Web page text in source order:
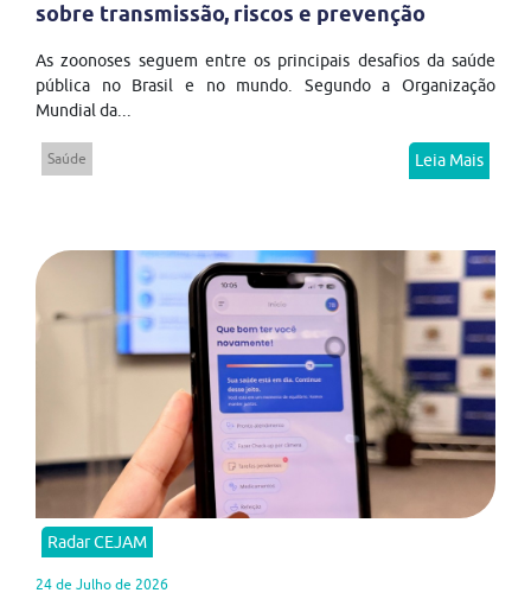
sobre transmissão, riscos e prevenção
As zoonoses seguem entre os principais desafios da saúde
pública no Brasil e no mundo. Segundo a Organização
Mundial da...
Saúde Leia Mais
Radar CEJAM
24 de Julho de 2026